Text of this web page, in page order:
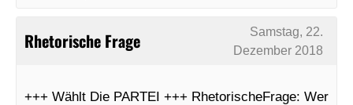
Rhetorische Frage
Samstag, 22.
Dezember 2018
+++ Wählt Die PARTEI +++ RhetorischeFrage: Wer